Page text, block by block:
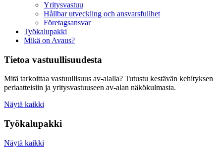
Yritysvastuu
Hållbar utveckling och ansvarsfullhet
Företagsansvar
Työkalupakki
Mikä on Avaus?
Tietoa vastuullisuudesta
Mitä tarkoittaa vastuullisuus av-alalla? Tutustu kestävän kehityksen
periaatteisiin ja yritysvastuuseen av-alan näkökulmasta.
Näytä kaikki
Työkalupakki
Näytä kaikki